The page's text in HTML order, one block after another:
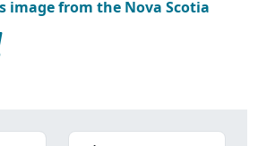
image from the Nova Scotia